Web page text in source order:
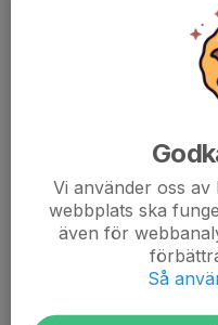
Vi använder oss
webbplats ska
även för
Så